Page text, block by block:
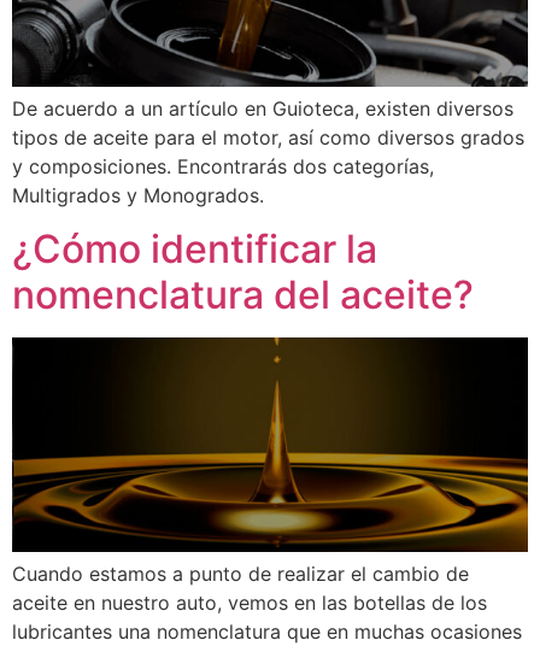
De acuerdo a un artículo en Guioteca, existen diversos
tipos de aceite para el motor, así como diversos grados
y composiciones. Encontrarás dos categorías,
Multigrados y Monogrados.
¿Cómo identificar la
nomenclatura del aceite?
Cuando estamos a punto de realizar el cambio de
aceite en nuestro auto, vemos en las botellas de los
lubricantes una nomenclatura que en muchas ocasiones